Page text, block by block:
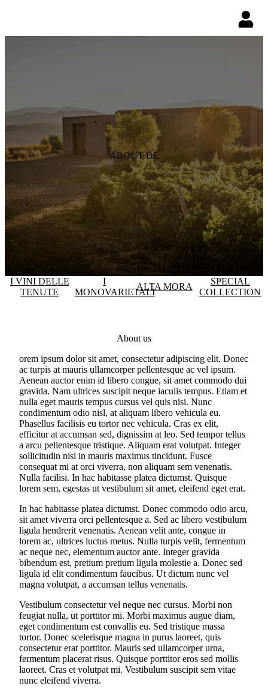
ABOUT DE
I VINI DELLE
TENUTE
I
MONOVARIETALI
ALTA MORA
SPECIAL
COLLECTION
About us
orem ipsum dolor sit amet, consectetur adipiscing elit. Donec
ac turpis at mauris ullamcorper pellentesque ac vel ipsum.
Aenean auctor enim id libero congue, sit amet commodo dui
gravida. Nam ultrices suscipit neque iaculis tempus. Etiam et
nulla eget mauris tempus cursus vel quis nisi. Nunc
condimentum odio nisl, at aliquam libero vehicula eu.
Phasellus facilisis eu tortor nec vehicula. Cras ex elit,
efficitur at accumsan sed, dignissim at leo. Sed tempor tellus
a arcu pellentesque tristique. Aliquam erat volutpat. Integer
sollicitudin nisi in mauris maximus tincidunt. Fusce
consequat mi at orci viverra, non aliquam sem venenatis.
Nulla facilisi. In hac habitasse platea dictumst. Quisque
lorem sem, egestas ut vestibulum sit amet, eleifend eget erat.
In hac habitasse platea dictumst. Donec commodo odio arcu,
sit amet viverra orci pellentesque a. Sed ac libero vestibulum
ligula hendrerit venenatis. Aenean velit ante, congue in
lorem ac, ultrices luctus metus. Nulla turpis velit, fermentum
ac neque nec, elementum auctor ante. Integer gravida
bibendum est, pretium pretium ligula molestie a. Donec sed
ligula id elit condimentum faucibus. Ut dictum nunc vel
magna volutpat, a accumsan tellus venenatis.
Vestibulum consectetur vel neque nec cursus. Morbi non
feugiat nulla, ut porttitor mi. Morbi maximus augue diam,
eget condimentum est convallis eu. Sed tristique massa
tortor. Donec scelerisque magna in purus laoreet, quis
consectetur erat porttitor. Mauris sed ullamcorper urna,
fermentum placerat risus. Quisque porttitor eros sed mollis
laoreet. Cras et volutpat mi. Vestibulum suscipit sem vitae
nunc eleifend viverra.